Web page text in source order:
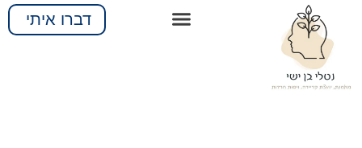
דברו איתי